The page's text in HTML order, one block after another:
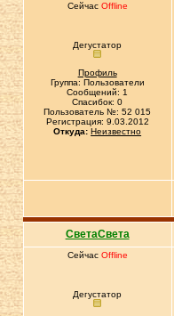
Сейчас Offline
Дегустатор
Профиль
Группа: Пользователи
Сообщений: 1
Спасибок: 0
Пользователь №: 52 015
Регистрация: 9.03.2012
Откуда: Неизвестно
СветаСвета
Сейчас Offline
Дегустатор